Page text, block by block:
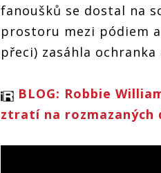
fanoušků se dostal na
prostoru mezi pódiem
přeci) zasáhla
BLOG: Robbie
ztratí na